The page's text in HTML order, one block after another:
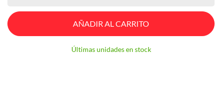
AÑADIR AL CARRITO
Últimas unidades en stock